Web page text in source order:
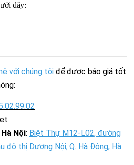
đây:
với chúng tôi để được báo giá tốt
Nội: Biệt Thự M12-L02, đường
đô thị Dương Nội, Q. Hà Đông, Hà